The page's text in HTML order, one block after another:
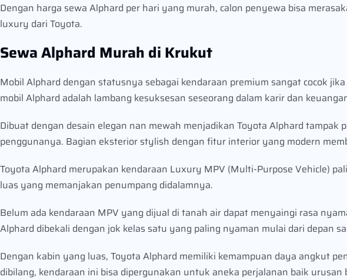
Dengan harga sewa Alphard per hari yang murah, calon penyewa bisa
luxury dari Toyota.
Sewa Alphard Murah di Krukut
Mobil Alphard dengan statusnya sebagai kendaraan premium sangat cocok
mobil Alphard adalah lambang kesuksesan seseorang dalam karir dan
Dibuat dengan desain elegan nan mewah menjadikan Toyota Alphard tampak
penggunanya. Bagian eksterior stylish dengan fitur interior yang modern
Toyota Alphard merupakan kendaraan Luxury MPV (Multi-Purpose Vehicle)
luas yang memanjakan penumpang didalamnya.
Belum ada kendaraan MPV yang dijual di tanah air dapat menyaingi rasa
Alphard dibekali dengan jok kelas satu yang paling nyaman mulai dari depan
Dengan kabin yang luas, Toyota Alphard memiliki kemampuan daya angkut
dibilang, kendaraan ini bisa dipergunakan untuk aneka perjalanan baik